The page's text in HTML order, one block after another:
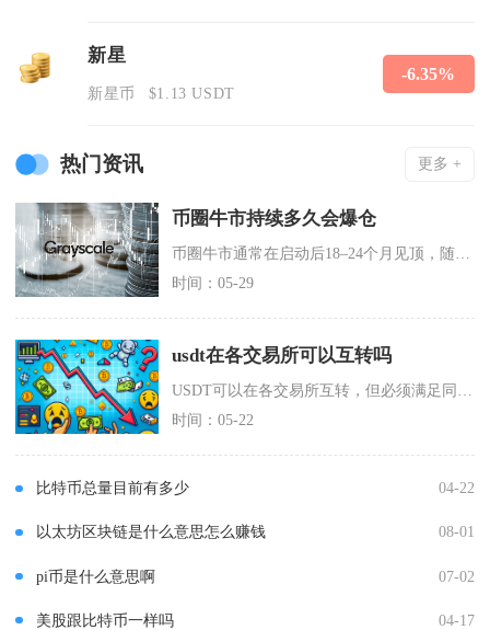
新星
新星币 $1.13 USDT
-6.35%
热门资讯 更多 +
币圈牛市持续多久会爆仓
时间：05-29
usdt在各交易所可以互转吗
时间：05-22
比特币总量目前有多少 04-22
以太坊区块链是什么意思怎么赚钱 08-01
pi币是什么意思啊 07-02
美股跟比特币一样吗 04-17